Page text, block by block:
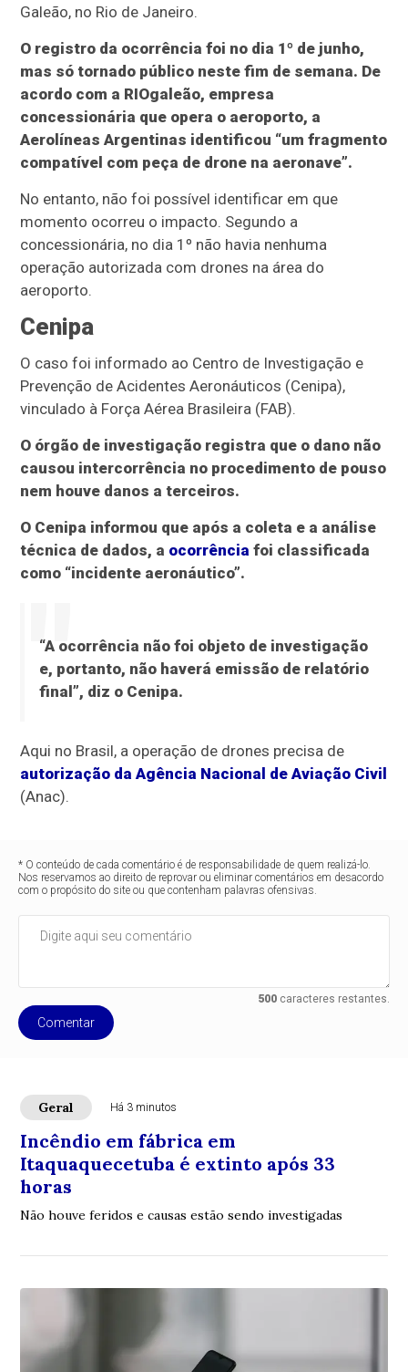
Galeão, no Rio de Janeiro.
O registro da ocorrência foi no dia 1º de junho,
mas só tornado público neste fim de semana. De
acordo com a RIOgaleão, empresa
concessionária que opera o aeroporto, a
Aerolíneas Argentinas identificou “um fragmento
compatível com peça de drone na aeronave”.
No entanto, não foi possível identificar em que
momento ocorreu o impacto. Segundo a
concessionária, no dia 1º não havia nenhuma
operação autorizada com drones na área do
aeroporto.
Cenipa
O caso foi informado ao Centro de Investigação e
Prevenção de Acidentes Aeronáuticos (Cenipa),
vinculado à Força Aérea Brasileira (FAB).
O órgão de investigação registra que o dano não
causou intercorrência no procedimento de pouso
nem houve danos a terceiros.
O Cenipa informou que após a coleta e a análise
técnica de dados, a ocorrência foi classificada
como “incidente aeronáutico”.
“A ocorrência não foi objeto de investigação
e, portanto, não haverá emissão de relatório
final”, diz o Cenipa.
Aqui no Brasil, a operação de drones precisa de
autorização da Agência Nacional de Aviação Civil
(Anac).
* O conteúdo de cada comentário é de responsabilidade de quem realizá-lo.
Nos reservamos ao direito de reprovar ou eliminar comentários em desacordo
com o propósito do site ou que contenham palavras ofensivas.
500caracteres restantes.
Comentar
Geral Há 3 minutos
Incêndio em fábrica em
Itaquaquecetuba é extinto após 33
horas
Não houve feridos e causas estão sendo investigadas